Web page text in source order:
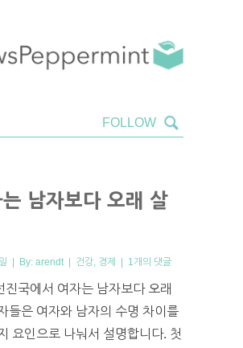
남자보다 오래 살
| By: arendt | 건강 경제 | 1개의 댓글
진국에서 여자는 남자보다 오래
들은 여자와 남자의 수명 차이를
요인으로 나눠서 설명합니다. 첫